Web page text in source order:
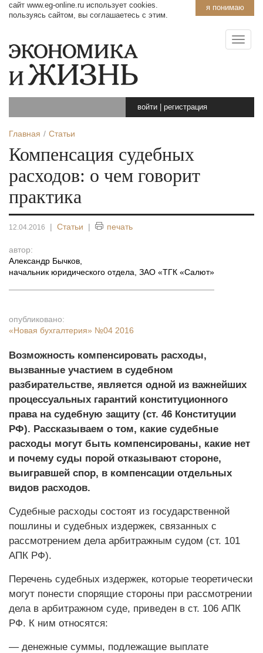
я понимаю
сайт www.eg-online.ru использует cookies.
пользуясь сайтом, вы соглашаетесь с этим.
войти регистрация
Главная Статьи
Компенсация судебных
расходов: о чем говорит
практика
12.04.2016 | Статьи | печать
автор:
Александр Бычков
начальник юридического отдела, ЗАО «ТГК «Салют»
опубликовано:
«Новая бухгалтерия» №04 2016
Возможность компенсировать расходы,
вызванные участием в судебном
разбирательстве, является одной из важнейших
процессуальных гарантий конституционного
права на судебную защиту (ст. 46 Конституции
РФ). Рассказываем о том, какие судебные
расходы могут быть компенсированы, какие нет
и почему суды порой отказывают стороне,
выигравшей спор, в компенсации отдельных
видов расходов.
Судебные расходы состоят из государственной
пошлины и судебных издержек, связанных с
рассмотрением дела арбитражным судом (ст. 101
АПК РФ).
Перечень судебных издержек, которые теоретически
могут понести спорящие стороны при рассмотрении
дела в арбитражном суде, приведен в ст. 106 АПК
РФ. К ним относятся:
— денежные суммы, подлежащие выплате